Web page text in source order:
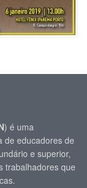
) é uma
de educadores de
e superior,
trabalhadores que